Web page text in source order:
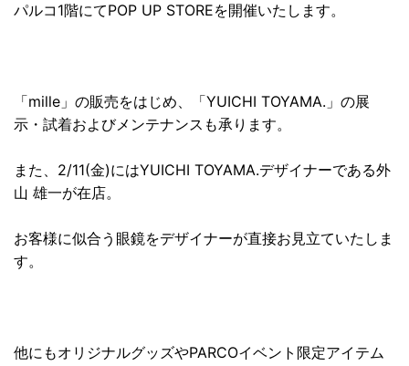
パルコ 1階にてPOP UP STOREを開催いたします。
「mille 」の販売をはじめ、「YUICHI TOYAMA. 」の展
示・試着およびメンテナンスも承ります。
また、 2/11(金)にはYUICHI TOYAMA.デザイナーである外
山 雄一が在店。
お客様に似合う眼鏡をデザイナーが直接お見立ていたしま
す。
他にもオリジナルグッズやPARCOイベント限定アイテム